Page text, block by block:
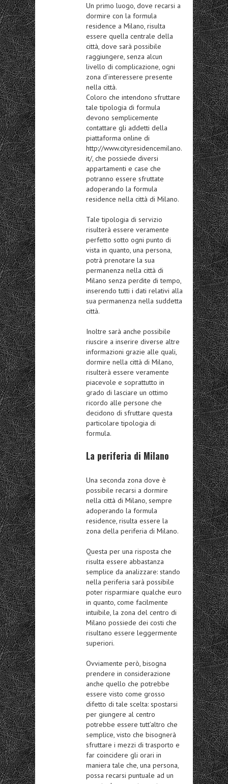
Un primo luogo, dove recarsi a
dormire con la formula
residence a Milano, risulta
essere quella centrale della
città, dove sarà possibile
raggiungere, senza alcun
livello di complicazione, ogni
zona d’interessere presente
nella città.
Coloro che intendono sfruttare
tale tipologia di formula
devono semplicemente
contattare gli addetti della
piattaforma online di
http://www.cityresidencemilano.
it/, che possiede diversi
appartamenti e case che
potranno essere sfruttate
adoperando la formula
residence nella città di Milano.
Tale tipologia di servizio
risulterà essere veramente
perfetto sotto ogni punto di
vista in quanto, una persona,
potrà prenotare la sua
permanenza nella città di
Milano senza perdite di tempo,
inserendo tutti i dati relativi alla
sua permanenza nella suddetta
città.
Inoltre sarà anche possibile
riuscire a inserire diverse altre
informazioni grazie alle quali,
dormire nella città di Milano,
risulterà essere veramente
piacevole e soprattutto in
grado di lasciare un ottimo
ricordo alle persone che
decidono di sfruttare questa
particolare tipologia di
formula.
La periferia di Milano
Una seconda zona dove è
possibile recarsi a dormire
nella città di Milano, sempre
adoperando la formula
residence, risulta essere la
zona della periferia di Milano.
Questa per una risposta che
risulta essere abbastanza
semplice da analizzare: stando
nella periferia sarà possibile
poter risparmiare qualche euro
in quanto, come facilmente
intuibile, la zona del centro di
Milano possiede dei costi che
risultano essere leggermente
superiori.
Ovviamente però, bisogna
prendere in considerazione
anche quello che potrebbe
essere visto come grosso
difetto di tale scelta: spostarsi
per giungere al centro
potrebbe essere tutt’altro che
semplice, visto che bisognerà
sfruttare i mezzi di trasporto e
far coincidere gli orari in
maniera tale che, una persona,
possa recarsi puntuale ad un